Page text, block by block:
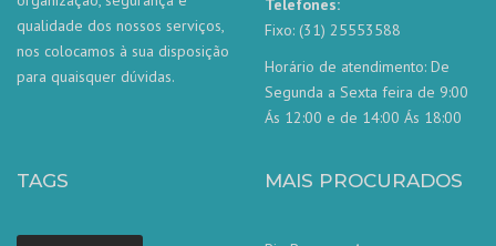
qualidade dos nossos serviços,
nos colocamos à sua disposição
para quaisquer dúvidas.
Telefones:
Fixo: (31) 25553588
Horário de atendimento: De
Segunda a Sexta feira de 9:00
Ás 12:00 e de 14:00 Ás 18:00
TAGS MAIS PROCURADOS